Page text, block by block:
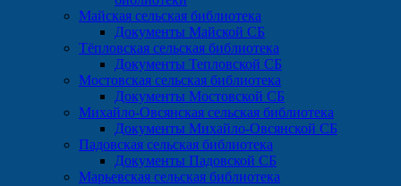
Майская сельская библиотека
Документы Майской СБ
Тёпловская сельская библиотека
Документы Тепловской СБ
Мостовская сельская библиотека
Документы Мостовской СБ
Михайло-Овсянская сельская библиотека
Документы Михайло-Овсянской СБ
Падовская сельская библиотека
Документы Падовской СБ
Марьевская сельская библиотека